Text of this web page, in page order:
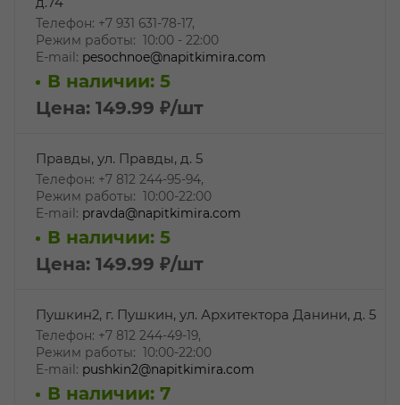
Телефон: ‎+7 931 631-78-17,
Режим работы: 10:00 - 22:00
E-mail: pesochnoe@napitkimira.com
В наличии: 5
Цена: 149.99 ₽/шт
Правды, ул. Правды, д. 5
Телефон: +7 812 244-95-94,
Режим работы: 10:00-22:00
E-mail: pravda@napitkimira.com
В наличии: 5
Цена: 149.99 ₽/шт
Пушкин2, г. Пушкин, ул. Архитектора Данини, д. 5
Телефон: +7 812 244-49-19,
Режим работы: 10:00-22:00
E-mail: pushkin2@napitkimira.com
В наличии: 7